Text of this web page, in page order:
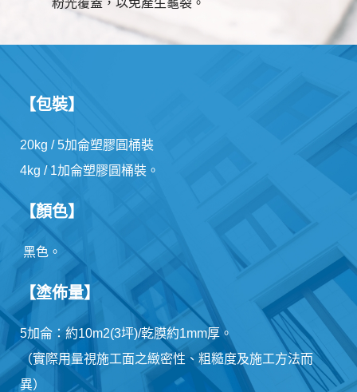
【包裝】
20kg / 5加侖塑膠圓桶裝
4kg / 1加侖塑膠圓桶裝。
【顏色】
黑色。
【塗佈量】
5加侖：約10m2(3坪)/乾膜約1mm厚。
（實際用量視施工面之緻密性、粗糙度及施工方法而
異）